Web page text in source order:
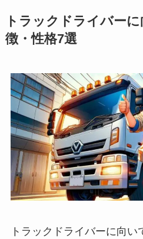
トラックドライバー
徴・性格7選
トラックドライバーに向い